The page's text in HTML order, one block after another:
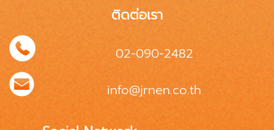
ติดต่อเรา
02-090-2482
info@jrnen.co.th